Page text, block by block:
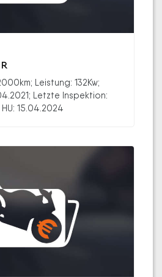
Leistung: 132Kw;
Letzte Inspektion:
15.04.2024